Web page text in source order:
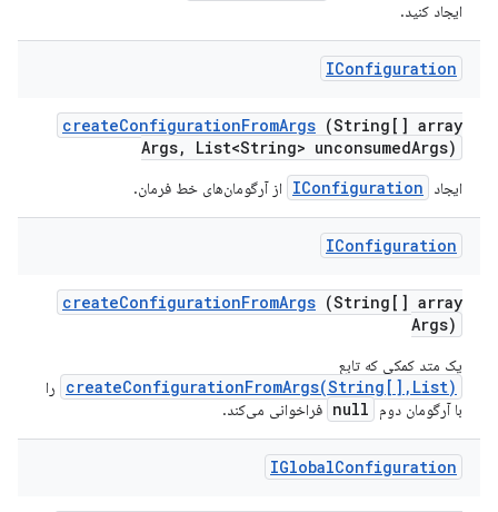
ایجاد کنید.
IConfiguration
createConfigurationFromArgs (String[] array
Args, List<String> unconsumedArgs)
ایجاد IConfiguration از آرگومان‌های خط فرمان.
IConfiguration
createConfigurationFromArgs (String[] array
Args)
یک متد کمکی که تابع
createConfigurationFromArgs(String[],List)
را
با آرگومان دوم
null فراخوانی می‌کند.
IGlobalConfiguration